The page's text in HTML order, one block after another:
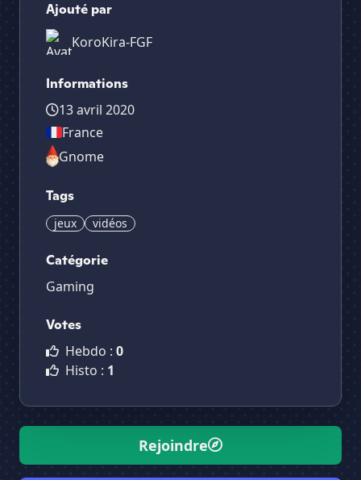
Ajouté par
KoroKira-FGF
Informations
13 avril 2020
France
Gnome
Tags
jeux vidéos
Catégorie
Gaming
Votes
Hebdo : 0
Histo : 1
Rejoindre